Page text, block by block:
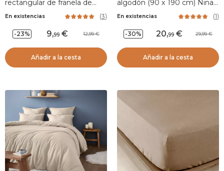
rectangular de franela de
Beige
En existencias (3)
-23% 9,99 12,99
Añadir a la cesta
algodón (90 x 190 cm) Nina
En existencias (1)
-30% 20,99 29,99
Añadir a la cesta